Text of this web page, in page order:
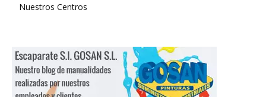
Nuestros Centros